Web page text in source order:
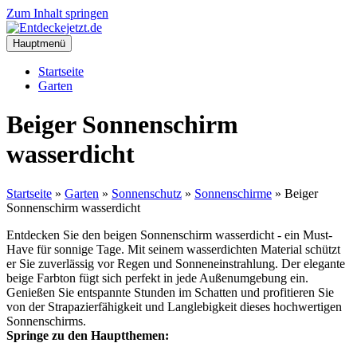
Zum Inhalt springen
Hauptmenü
Startseite
Garten
Beiger Sonnenschirm
wasserdicht
Startseite » Garten » Sonnenschutz » Sonnenschirme » Beiger
Sonnenschirm wasserdicht
Entdecken Sie den beigen Sonnenschirm wasserdicht - ein Must-
Have für sonnige Tage. Mit seinem wasserdichten Material schützt
er Sie zuverlässig vor Regen und Sonneneinstrahlung. Der elegante
beige Farbton fügt sich perfekt in jede Außenumgebung ein.
Genießen Sie entspannte Stunden im Schatten und profitieren Sie
von der Strapazierfähigkeit und Langlebigkeit dieses hochwertigen
Sonnenschirms.
Springe zu den Hauptthemen: